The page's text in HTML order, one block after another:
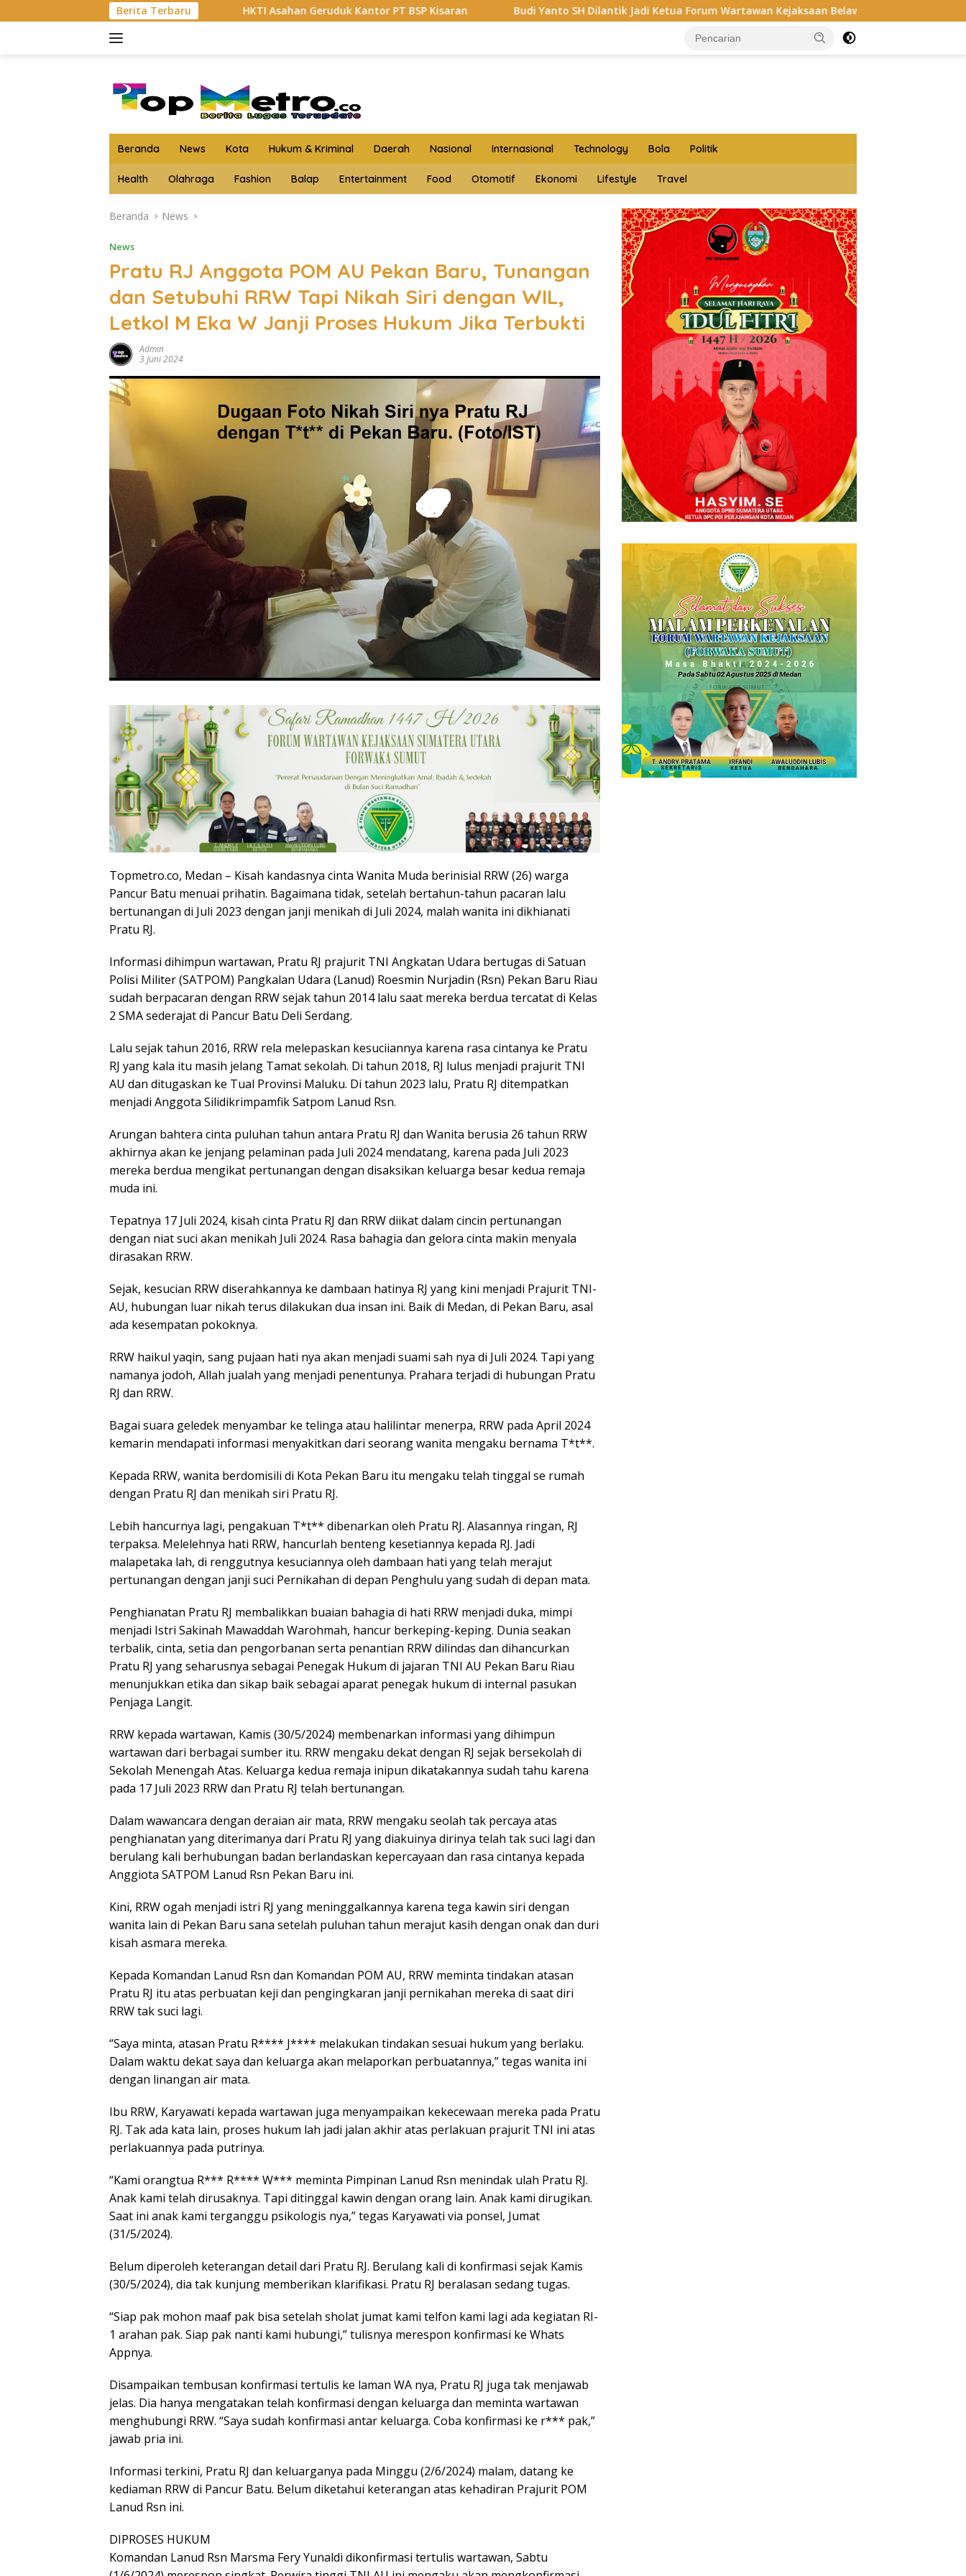
ke
Berita Terbaru
HKTI Asahan Geruduk Kantor PT BSP Kisaran Budi Yanto SH Dilantik Jadi Ketua Forum Wartawan Kejaksaan Belawan, Forwaka Sumut : Tingkatkan
Beranda News Kota Hukum & Kriminal Daerah Nasional Internasional Technology Bola Politik
Health Olahraga Fashion Balap Entertainment Food Otomotif Ekonomi Lifestyle Travel
Beranda News
News
Pratu RJ Anggota POM AU Pekan Baru, Tunangan
dan Setubuhi RRW Tapi Nikah Siri dengan WIL,
Letkol M Eka W Janji Proses Hukum Jika Terbukti
Admin
3 Juni 2024
Topmetro.co, Medan – Kisah kandasnya cinta Wanita Muda berinisial RRW (26) warga
Pancur Batu menuai prihatin. Bagaimana tidak, setelah bertahun-tahun pacaran lalu
bertunangan di Juli 2023 dengan janji menikah di Juli 2024, malah wanita ini dikhianati
Pratu RJ.
Informasi dihimpun wartawan, Pratu RJ prajurit TNI Angkatan Udara bertugas di Satuan
Polisi Militer (SATPOM) Pangkalan Udara (Lanud) Roesmin Nurjadin (Rsn) Pekan Baru Riau
sudah berpacaran dengan RRW sejak tahun 2014 lalu saat mereka berdua tercatat di Kelas
2 SMA sederajat di Pancur Batu Deli Serdang.
Lalu sejak tahun 2016, RRW rela melepaskan kesuciiannya karena rasa cintanya ke Pratu
RJ yang kala itu masih jelang Tamat sekolah. Di tahun 2018, RJ lulus menjadi prajurit TNI
AU dan ditugaskan ke Tual Provinsi Maluku. Di tahun 2023 lalu, Pratu RJ ditempatkan
menjadi Anggota Silidikrimpamfik Satpom Lanud Rsn.
Arungan bahtera cinta puluhan tahun antara Pratu RJ dan Wanita berusia 26 tahun RRW
akhirnya akan ke jenjang pelaminan pada Juli 2024 mendatang, karena pada Juli 2023
mereka berdua mengikat pertunangan dengan disaksikan keluarga besar kedua remaja
muda ini.
Tepatnya 17 Juli 2024, kisah cinta Pratu RJ dan RRW diikat dalam cincin pertunangan
dengan niat suci akan menikah Juli 2024. Rasa bahagia dan gelora cinta makin menyala
dirasakan RRW.
Sejak, kesucian RRW diserahkannya ke dambaan hatinya RJ yang kini menjadi Prajurit TNI-
AU, hubungan luar nikah terus dilakukan dua insan ini. Baik di Medan, di Pekan Baru, asal
ada kesempatan pokoknya.
RRW haikul yaqin, sang pujaan hati nya akan menjadi suami sah nya di Juli 2024. Tapi yang
namanya jodoh, Allah jualah yang menjadi penentunya. Prahara terjadi di hubungan Pratu
RJ dan RRW.
Bagai suara geledek menyambar ke telinga atau halilintar menerpa, RRW pada April 2024
kemarin mendapati informasi menyakitkan dari seorang wanita mengaku bernama T*t**.
Kepada RRW, wanita berdomisili di Kota Pekan Baru itu mengaku telah tinggal se rumah
dengan Pratu RJ dan menikah siri Pratu RJ.
Lebih hancurnya lagi, pengakuan T*t** dibenarkan oleh Pratu RJ. Alasannya ringan, RJ
terpaksa. Melelehnya hati RRW, hancurlah benteng kesetiannya kepada RJ. Jadi
malapetaka lah, di renggutnya kesuciannya oleh dambaan hati yang telah merajut
pertunangan dengan janji suci Pernikahan di depan Penghulu yang sudah di depan mata.
Penghianatan Pratu RJ membalikkan buaian bahagia di hati RRW menjadi duka, mimpi
menjadi Istri Sakinah Mawaddah Warohmah, hancur berkeping-keping. Dunia seakan
terbalik, cinta, setia dan pengorbanan serta penantian RRW dilindas dan dihancurkan
Pratu RJ yang seharusnya sebagai Penegak Hukum di jajaran TNI AU Pekan Baru Riau
menunjukkan etika dan sikap baik sebagai aparat penegak hukum di internal pasukan
Penjaga Langit.
RRW kepada wartawan, Kamis (30/5/2024) membenarkan informasi yang dihimpun
wartawan dari berbagai sumber itu. RRW mengaku dekat dengan RJ sejak bersekolah di
Sekolah Menengah Atas. Keluarga kedua remaja inipun dikatakannya sudah tahu karena
pada 17 Juli 2023 RRW dan Pratu RJ telah bertunangan.
Dalam wawancara dengan deraian air mata, RRW mengaku seolah tak percaya atas
penghianatan yang diterimanya dari Pratu RJ yang diakuinya dirinya telah tak suci lagi dan
berulang kali berhubungan badan berlandaskan kepercayaan dan rasa cintanya kepada
Anggiota SATPOM Lanud Rsn Pekan Baru ini.
Kini, RRW ogah menjadi istri RJ yang meninggalkannya karena tega kawin siri dengan
wanita lain di Pekan Baru sana setelah puluhan tahun merajut kasih dengan onak dan duri
kisah asmara mereka.
Kepada Komandan Lanud Rsn dan Komandan POM AU, RRW meminta tindakan atasan
Pratu RJ itu atas perbuatan keji dan pengingkaran janji pernikahan mereka di saat diri
RRW tak suci lagi.
“Saya minta, atasan Pratu R**** J**** melakukan tindakan sesuai hukum yang berlaku.
Dalam waktu dekat saya dan keluarga akan melaporkan perbuatannya,” tegas wanita ini
dengan linangan air mata.
Ibu RRW, Karyawati kepada wartawan juga menyampaikan kekecewaan mereka pada Pratu
RJ. Tak ada kata lain, proses hukum lah jadi jalan akhir atas perlakuan prajurit TNI ini atas
perlakuannya pada putrinya.
“Kami orangtua R*** R**** W*** meminta Pimpinan Lanud Rsn menindak ulah Pratu RJ.
Anak kami telah dirusaknya. Tapi ditinggal kawin dengan orang lain. Anak kami dirugikan.
Saat ini anak kami terganggu psikologis nya,” tegas Karyawati via ponsel, Jumat
(31/5/2024).
Belum diperoleh keterangan detail dari Pratu RJ. Berulang kali di konfirmasi sejak Kamis
(30/5/2024), dia tak kunjung memberikan klarifikasi. Pratu RJ beralasan sedang tugas.
“Siap pak mohon maaf pak bisa setelah sholat jumat kami telfon kami lagi ada kegiatan RI-
1 arahan pak. Siap pak nanti kami hubungi,” tulisnya merespon konfirmasi ke Whats
Appnya.
Disampaikan tembusan konfirmasi tertulis ke laman WA nya, Pratu RJ juga tak menjawab
jelas. Dia hanya mengatakan telah konfirmasi dengan keluarga dan meminta wartawan
menghubungi RRW. “Saya sudah konfirmasi antar keluarga. Coba konfirmasi ke r*** pak,”
jawab pria ini.
Informasi terkini, Pratu RJ dan keluarganya pada Minggu (2/6/2024) malam, datang ke
kediaman RRW di Pancur Batu. Belum diketahui keterangan atas kehadiran Prajurit POM
Lanud Rsn ini.
DIPROSES HUKUM
Komandan Lanud Rsn Marsma Fery Yunaldi dikonfirmasi tertulis wartawan, Sabtu